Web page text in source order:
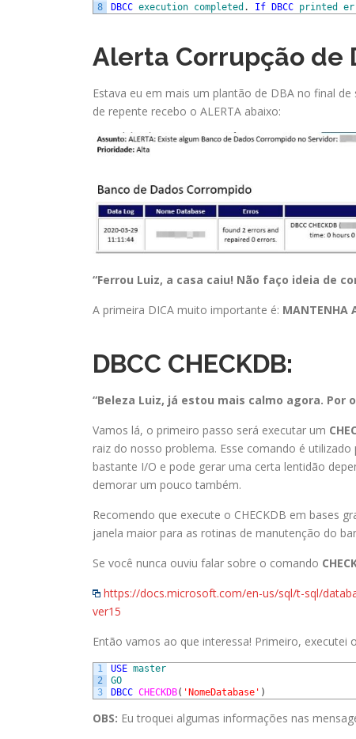
8
DBCC execution completed . If DBCC printed
Alerta Corrupção de
Estava eu em mais um plantão de DBA no final
de repente recebo o ALERTA abaixo:
“Ferrou Luiz, a casa caiu! Não faço ideia de
A primeira DICA muito importante é: MANTENHA
DBCC CHECKDB:
“Beleza Luiz, já estou mais calmo agora. Por
Vamos lá, o primeiro passo será executar um
raiz do nosso problema. Esse comando é utilizado
bastante I/O e pode gerar uma certa lentidão
demorar um pouco também.
Recomendo que execute o CHECKDB em bases
janela maior para as rotinas de manutenção do
Se você nunca ouviu falar sobre o comando
https://docs.microsoft.com/en-us/sql/t-sql/
ver15
Então vamos ao que interessa! Primeiro, executei
1
2
3
USE master
GO
DBCC CHECKDB( 'NomeDatabase' )
OBS: Eu troquei algumas informações nas